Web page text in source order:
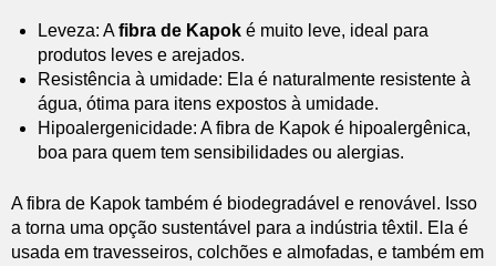
Leveza: Afibra de Kapok é muito leve, ideal para
produtos leves e arejados.
Resistência à umidade: Ela é naturalmente resistente à
água, ótima para itens expostos à umidade.
Hipoalergenicidade: A fibra de Kapok é hipoalergênica,
boa para quem tem sensibilidades ou alergias.
A fibra de Kapok também é biodegradável e renovável. Isso
a torna uma opção sustentável para a indústria têxtil. Ela é
usada em travesseiros, colchões e almofadas, e também em